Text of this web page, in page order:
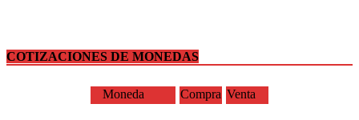
COTIZACIONES DE MONEDAS
Moneda Compra Venta